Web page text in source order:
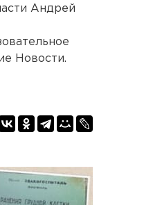
Андрей
Новости.